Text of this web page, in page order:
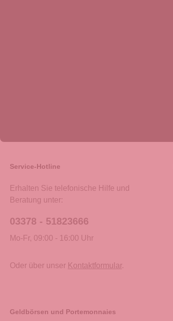
Service-Hotline
Erhalten Sie telefonische Hilfe und
Beratung unter:
03378 - 51823666
Mo-Fr, 09:00 - 16:00 Uhr
Oder über unser Kontaktformular.
Geldbörsen und Portemonnaies